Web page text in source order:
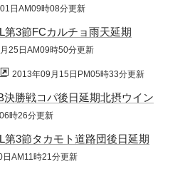
日AM09時08分更新
第3節FCカルチョ雨天延期
25日AM09時50分更新
2013年09月15日PM05時33分更新
決勝戦コパ後日延期北摂ウイン
時26分更新
第3節タカモト道路団後日延期
AM11時21分更新